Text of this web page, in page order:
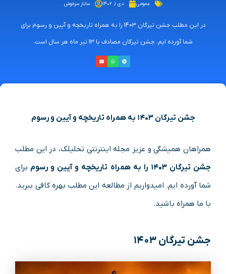
عمومی دی ۱, ۱۴۰۲ ساناز سرخوش
در این مطلب جشن تیرگان 1403 را به همراه تاریخچه و آیین و رسوم برای
شما آورده ایم. جشن تیرگان مصادف با 13 تیر ماه هر سال است.
جشن تیرگان ۱۴۰۳ به همراه تاریخچه و آیین و رسوم
همراهان همیشگی و عزیز مجله اینترنتی تحلیلک، در این مطلب
جشن تیرگان ۱۴۰۳ را به همراه تاریخچه و آیین و رسوم
برای
شما آورده ایم. امیدواریم از مطالعه این مطلب بهره کافی ببرید.
با ما همراه باشید.
جشن تیرگان ۱۴۰۳